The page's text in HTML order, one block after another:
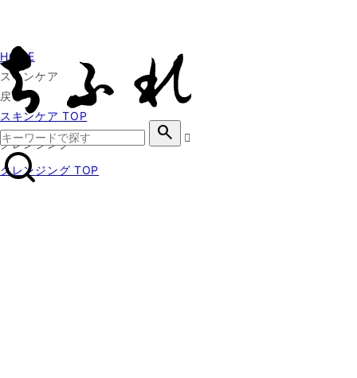
search
HOME
スキンケア
戻る
スキンケア TOP
クレンジング
クレンジング TOP